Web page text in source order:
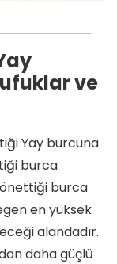
ve
Yay burcuna
burca
burca
en yüksek
alandadır.
daha güçlü